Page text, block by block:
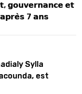
𝗴𝗼𝘂𝘃𝗲𝗿𝗻𝗮𝗻𝗰𝗲 𝗲𝘁
𝗮𝗽𝗿𝗲̀𝘀 7 𝗮𝗻𝘀
Sylla
est